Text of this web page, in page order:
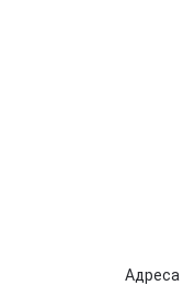
Адреса